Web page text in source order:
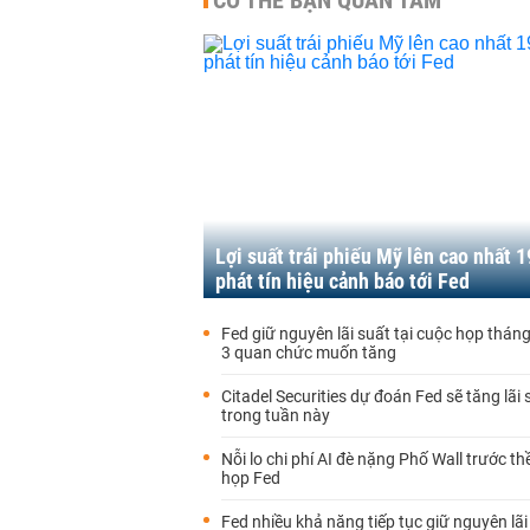
Lợi suất trái phiếu Mỹ lên cao nhất
phát tín hiệu cảnh báo tới Fed
Fed giữ nguyên lãi suất tại cuộc họp
3 quan chức muốn tăng
Citadel Securities dự đoán Fed sẽ tăng lãi
trong tuần này
Nỗi lo chi phí AI đè nặng Phố Wall trước
họp Fed
Fed nhiều khả năng tiếp tục giữ nguyên